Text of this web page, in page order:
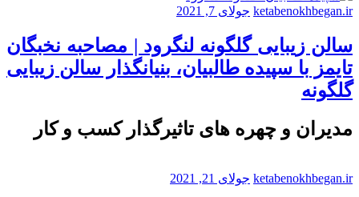
ketabenokhbegan.ir جولای 7, 2021
سالن زیبایی گلگونه لنگرود | مصاحبه نخبگان
تایمز با سپیده طالبیان، بنیانگذار سالن زیبایی
گلگونه
مدیران و چهره های تاثیرگذار کسب و کار
ketabenokhbegan.ir جولای 21, 2021